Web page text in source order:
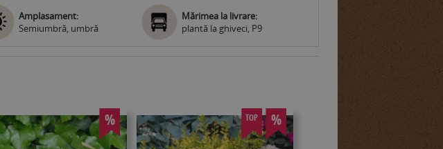
Amplasament:
Semiumbră, umbră
Mărimea la livrare:
plantă la ghiveci, P9
% TOP %